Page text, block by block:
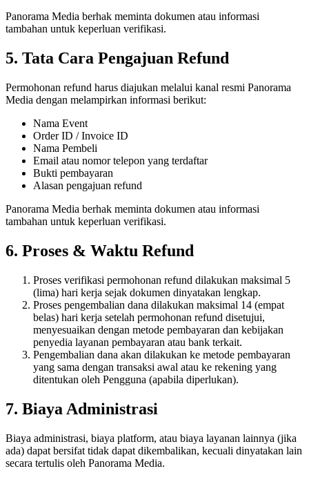
Panorama Media berhak meminta dokumen atau informasi
tambahan untuk keperluan verifikasi.
5. Tata Cara Pengajuan Refund
Permohonan refund harus diajukan melalui kanal resmi Panorama
Media dengan melampirkan informasi berikut:
Nama Event
Order ID / Invoice ID
Nama Pembeli
Email atau nomor telepon yang terdaftar
Bukti pembayaran
Alasan pengajuan refund
Panorama Media berhak meminta dokumen atau informasi
tambahan untuk keperluan verifikasi.
6. Proses & Waktu Refund
Proses verifikasi permohonan refund dilakukan maksimal 5
(lima) hari kerja sejak dokumen dinyatakan lengkap.
Proses pengembalian dana dilakukan maksimal 14 (empat
belas) hari kerja setelah permohonan refund disetujui,
menyesuaikan dengan metode pembayaran dan kebijakan
penyedia layanan pembayaran atau bank terkait.
Pengembalian dana akan dilakukan ke metode pembayaran
yang sama dengan transaksi awal atau ke rekening yang
ditentukan oleh Pengguna (apabila diperlukan).
7. Biaya Administrasi
Biaya administrasi, biaya platform, atau biaya layanan lainnya (jika
ada) dapat bersifat tidak dapat dikembalikan, kecuali dinyatakan lain
secara tertulis oleh Panorama Media.